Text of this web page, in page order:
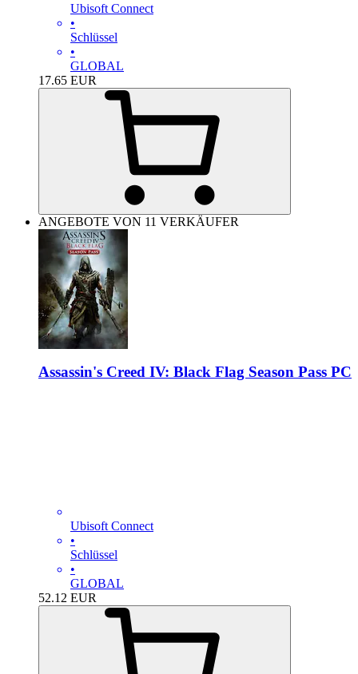
Ubisoft Connect
•
Schlüssel
•
GLOBAL
17.65 EUR
ANGEBOTE VON 11 VERKÄUFER
Assassin's Creed IV: Black Flag Season Pass PC
Ubisoft Connect
•
Schlüssel
•
GLOBAL
52.12 EUR